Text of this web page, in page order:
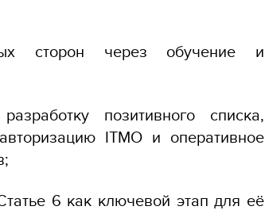
сторон через обучение и
позитивного списка,
ITMO и оперативное
6 как ключевой этап для её